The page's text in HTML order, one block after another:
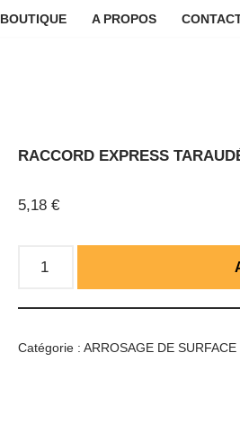
BOUTIQUE A PROPOS
RACCORD EXPRESS
5,18€
Catégorie :ARROSAGE DE SURFACE